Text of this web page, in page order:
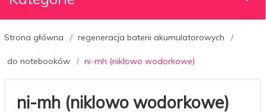
Strona główna regeneracja baterii akumulatorowych
do notebooków ni-mh (niklowo wodorkowe)
ni-mh (niklowo wodorkowe)